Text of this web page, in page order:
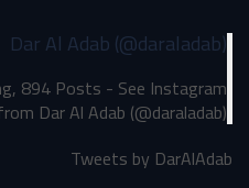
Dar Al Adab (@daraladab)
894 Posts - See Instagram
Dar Al Adab (@daraladab)
Tweets by DarAlAdab